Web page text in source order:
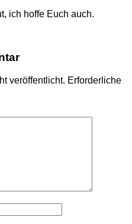
ich hoffe Euch auch.
veröffentlicht. Erforderliche